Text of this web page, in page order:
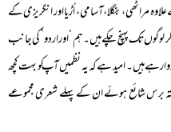
مراٹھی، بنگلا، آسامی، اُڑیا اور انگریزی کے
لوگوں تک پہنچ چکے ہیں۔ ہم ‘اور اردو’ کی جانب
ہیں۔ امید ہے کہ یہ نظمیں آپ کو بہت کچھ
برس شائع ہوئے ان کے پہلے شعری مجموعے